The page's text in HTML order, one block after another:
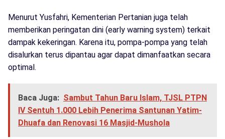
Menurut Yusfahri, Kementerian Pertanian juga telah
memberikan peringatan dini (early warning system) terkait
dampak kekeringan. Karena itu, pompa-pompa yang telah
disalurkan terus dipantau agar dapat dimanfaatkan secara
optimal.
Baca Juga: Sambut Tahun Baru Islam, TJSL PTPN
IV Sentuh 1.000 Lebih Penerima Santunan Yatim-
Dhuafa dan Renovasi 16 Masjid-Mushola